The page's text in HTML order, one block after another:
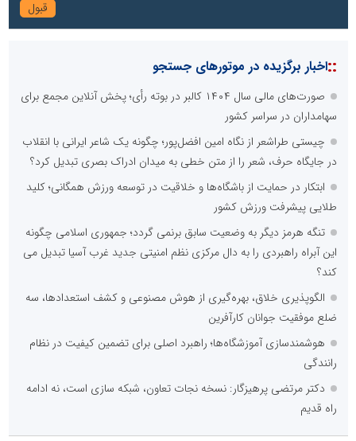
::اخبار برگزیده در موتورهای جستجو
صورت‌های مالی سال ۱۴۰۴ کالبر در بوته رأی؛ پخش آنلاین مجمع برای
سهامداران در سراسر کشور
چیستی طراشعر از نگاه امین افضل‌پور؛ چگونه یک شاعر ایرانی با انقلاب
در جایگاه حرف، شعر را از متن خطی به میدان ادراک بصری تبدیل کرد؟
ابتکار در حمایت از باشگاه‌ها و خلاقیت در توسعه ورزش همگانی؛ کلید
طلایی پیشرفت ورزش کشور
تنگه هرمز دیگر به وضعیت سابق برنمی گردد؛ جمهوری اسلامی چگونه
این آبراه راهبردی را به دال مرکزی نظم امنیتی جدید غرب آسیا تبدیل می
کند؟
الگوپذیری خلاق، بهره‌گیری از هوش مصنوعی و کشف استعدادها، سه
ضلع موفقیت جوانان کارآفرین
هوشمندسازی آموزشگاه‌ها؛ راهبرد اصلی برای تضمین کیفیت در نظام
رانندگی
دکتر مرتضی پرهیزگار: نسخه نجات تعاون، شبکه سازی است، نه ادامه
راه قدیم